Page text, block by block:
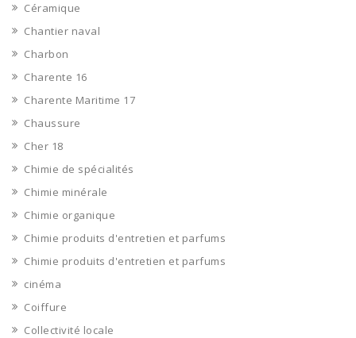
Céramique
Chantier naval
Charbon
Charente 16
Charente Maritime 17
Chaussure
Cher 18
Chimie de spécialités
Chimie minérale
Chimie organique
Chimie produits d'entretien et parfums
Chimie produits d'entretien et parfums
cinéma
Coiffure
Collectivité locale